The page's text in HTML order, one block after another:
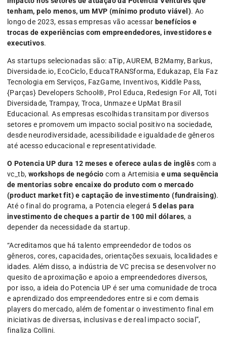
tenham, pelo menos, um MVP (mínimo produto viável). Ao
longo de 2023, essas empresas vão acessar benefícios e
trocas de experiências com empreendedores, investidores e
executivos.
As startups selecionadas são: aTip, AUREM, B2Mamy, Barkus,
Diversidade.io, EcoCiclo, EducaTRANSforma, Edukazap, Ela Faz
Tecnologia em Serviços, FazGame, Inventivos, Kiddle Pass,
{Parças} Developers School®, Prol Educa, Redesign For All, Toti
Diversidade, Trampay, Troca, Unmaze e UpMat Brasil
Educacional. As empresas escolhidas transitam por diversos
setores e promovem um impacto social positivo na sociedade,
desde neurodiversidade, acessibilidade e igualdade de gêneros
até acesso educacional e representatividade.
O Potencia UP dura 12 meses e oferece aulas de inglês com a
vc_tb, workshops de negócio com a Artemisia e uma sequência
de mentorias sobre encaixe do produto com o mercado
(product market fit) e captação de investimento (fundraising).
Até o final do programa, a Potencia elegerá 5 delas para
investimento de cheques a partir de 100 mil dólares, a
depender da necessidade da startup.
“Acreditamos que há talento empreendedor de todos os
gêneros, cores, capacidades, orientações sexuais, localidades e
idades. Além disso, a indústria de VC precisa se desenvolver no
quesito de aproximação e apoio a empreendedores diversos,
por isso, a ideia do Potencia UP é ser uma comunidade de troca
e aprendizado dos empreendedores entre si e com demais
players do mercado, além de fomentar o investimento final em
iniciativas de diversas, inclusivas e de real impacto social”,
finaliza Collini.